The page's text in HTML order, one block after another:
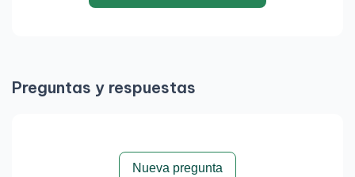
Preguntas y respuestas
Nueva pregunta